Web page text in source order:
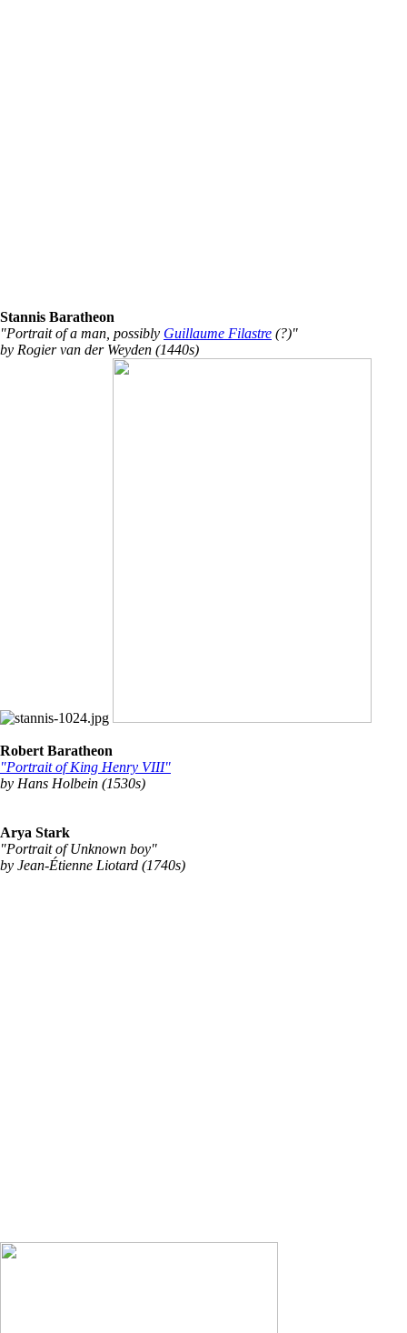
Stannis Baratheon
"Portrait of a man, possibly Guillaume Filastre (?)"
by Rogier van der Weyden (1440s)
Robert Baratheon
"Portrait of King Henry VIII"
by Hans Holbein (1530s)
Arya Stark
"Portrait of Unknown boy"
by Jean-Étienne Liotard (1740s)